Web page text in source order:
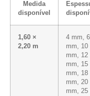
Medida
disponível
1,60 ×
2,20 m
4 mm, 6
mm, 10
mm, 12
mm, 15
mm, 18
mm, 20
mm, 25